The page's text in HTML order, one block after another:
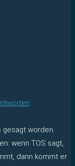
gesagt worden.
wenn TOS sagt,
dann kommt er